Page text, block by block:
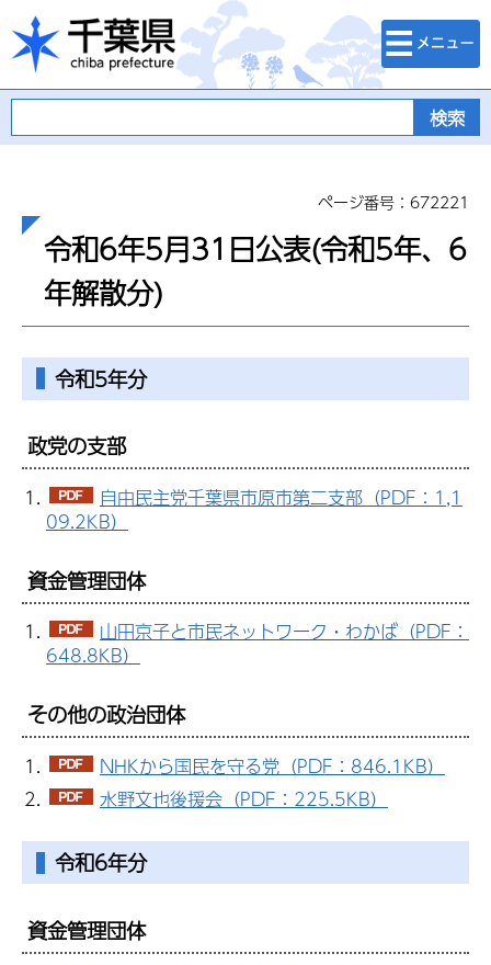
千葉県
検索・メニュ
ー
ページ番号：672221
令和6年5月31日公表(令和5年、6
年解散分)
令和5年分
政党の支部
自由民主党千葉県市原市第二支部（PDF：1,1
09.2KB）
資金管理団体
山田京子と市民ネットワーク・わかば（PDF：
648.8KB）
その他の政治団体
NHKから国民を守る党（PDF：846.1KB）
水野文也後援会（PDF：225.5KB）
令和6年分
資金管理団体